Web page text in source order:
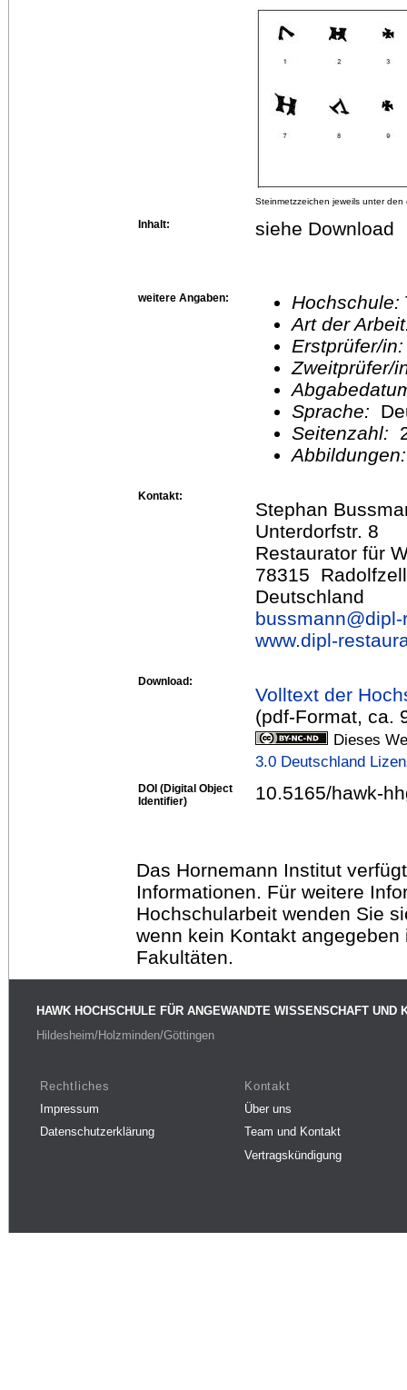
Steinmetzzeichen jeweils unter den
Inhalt: siehe Download
weitere Angaben: Hochschule:
Art der
Erstprüfer/
Sprache:
Seitenzahl:
Kontakt:
Stephan
Unterdorfstr. 8
Restaurator für
78315 Radolfzell
Deutschland
bussmann@dipl-
www.dipl-
Download:
Volltext der
(pdf-Format, ca.
Dieses
3.0 Deutschland
DOI (Digital Object
Identifier)
10.5165/hawk-
Das Hornemann Institut
Informationen. Für weitere
Hochschularbeit wenden Sie
wenn kein Kontakt
Fakultäten.
HAWK HOCHSCHULE FÜR ANGEWANDTE WISSENSCHAFT UND
Hildesheim/Holzminden/Göttingen
Rechtliches
Impressum
Datenschutzerklärung
Kontakt
Über uns
Team und Kontakt
Vertragskündigung